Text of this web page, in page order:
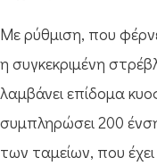
Με ρύθμιση, που
η συγκεκριμένη
λαμβάνει επίδομα
συμπληρώσει 200
των ταμείων, που